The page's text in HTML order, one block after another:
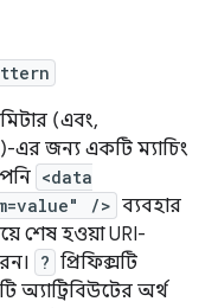
(এবং,
এর জন্য একটি ম্যাচিং
<data
/> ব্যবহার
শেষ হওয়া URI-
? প্রিফিক্সটি
অ্যাট্রিবিউটের অর্থ